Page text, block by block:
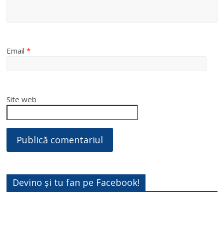
Email*
Site web
Devino și tu fan pe Facebook!